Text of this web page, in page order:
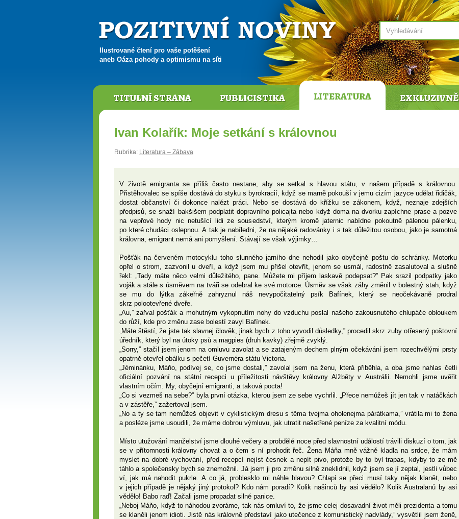
Ilustrované čtení pro vaše potěšení
aneb Oáza pohody a optimismu na síti
TITULNÍ STRANA PUBLICISTIKA LITERATURA EXKLUZIVNĚ
Ivan Kolařík: Moje setkání s královnou
Rubrika: Literatura – Zábava
V životě emigranta se příliš často nestane, aby se setkal s hlavou státu, v našem případě s královnou.
Přistěhovalec se spíše dostává do styku s byrokracií, když se marně pokouší v jemu cizím jazyce udělat řidičák,
dostat občanství či dokonce nalézt práci. Nebo se dostává do křížku se zákonem, když, neznaje zdejších
předpisů, se snaží bakšišem podplatit dopravního policajta nebo když doma na dvorku zapíchne prase a pozve
na vepřové hody nic netušící lidi ze sousedství, kterým kromě jaternic nabídne pokoutně pálenou pálenku,
po které chudáci oslepnou. A tak je nabíledni, že na nějaké radovánky i s tak důležitou osobou, jako je samotná
královna, emigrant nemá ani pomyšlení. Stávají se však výjimky…
Pošťák na červeném motocyklu toho slunného jarního dne nehodil jako obyčejně poštu do schránky. Motorku
opřel o strom, zazvonil u dveří, a když jsem mu přišel otevřít, jenom se usmál, radostně zasalutoval a slušně
řekl: „Tady máte něco velmi důležitého, pane. Můžete mi příjem laskavě podepsat?” Pak srazil podpatky jako
voják a stále s úsměvem na tváři se odebral ke své motorce. Úsměv se však záhy změnil v bolestný stah, když
se mu do lýtka zákeřně zahryznul náš nevypočitatelný psík Bafínek, který se neočekávaně prodral
skrz polootevřené dveře.
„Au,” zařval pošťák a mohutným vykopnutím nohy do vzduchu poslal našeho zakousnutého chlupáče obloukem
do růží, kde pro změnu zase bolestí zavyl Bafínek.
„Máte štěstí, že jste tak slavnej člověk, jinak bych z toho vyvodil důsledky,” procedil skrz zuby otřesený poštovní
úředník, který byl na útoky psů a magpies (druh kavky) zřejmě zvyklý.
„Sorry,” stačil jsem jenom na omluvu zavolat a se zatajeným dechem plným očekávání jsem rozechvělými prsty
opatrně otevřel obálku s pečetí Guvernéra státu Victoria.
„Jéminánku, Máňo, podívej se, co jsme dostali,” zavolal jsem na ženu, která přiběhla, a oba jsme nahlas četli
oficiální pozvání na státní recepci u příležitosti návštěvy královny Alžběty v Austrálii. Nemohli jsme uvěřit
vlastním očím. My, obyčejní emigranti, a taková pocta!
„Co si vezmeš na sebe?” byla první otázka, kterou jsem ze sebe vychrlil. „Přece nemůžeš jít jen tak v natáčkách
a v zástěře,” zažertoval jsem.
„No a ty se tam nemůžeš objevit v cyklistickým dresu s těma tvejma oholenejma párátkama,” vrátila mi to žena
a posléze jsme usoudili, že máme dobrou výmluvu, jak utratit našetřené peníze za kvalitní módu.
Místo utužování manželství jsme dlouhé večery a probdělé noce před slavnostní událostí trávili diskuzí o tom, jak
se v přítomnosti královny chovat a o čem s ní prohodit řeč. Žena Máňa mně vážně kladla na srdce, že mám
myslet na dobré vychování, před recepcí nejíst česnek a nepít pivo, protože by to byl trapas, kdyby to ze mě
táhlo a společensky bych se znemožnil. Já jsem ji pro změnu silně zneklidnil, když jsem se jí zeptal, jestli vůbec
ví, jak má nahodit pukrle. A co já, problesklo mi náhle hlavou? Chlapi se přeci musí taky nějak klanět, nebo
v jejich případě je nějaký jiný protokol? Kdo nám poradí? Kolik našinců by asi vědělo? Kolik Australanů by asi
vědělo! Babo raď! Začali jsme propadat silné panice.
„Neboj Máňo, když to náhodou zvoráme, tak nás omluví to, že jsme celej dosavadní život měli prezidenta a tomu
se klaněli jenom idioti. Jistě nás královně představí jako utečence z komunistický nadvlády,” vysvětlil jsem ženě,